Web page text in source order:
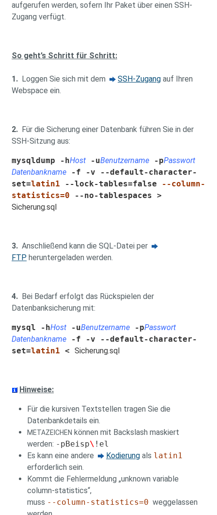
aufgerufen werden, sofern Ihr Paket über einen SSH-
Zugang verfügt.
So geht’s Schritt für Schritt:
1. Loggen Sie sich mit dem SSH-Zugang auf Ihren
Webspace ein.
2. Für die Sicherung einer Datenbank führen Sie in der
SSH-Sitzung aus:
mysqldump -hHost -uBenutzername -pPasswort
Datenbankname -f -v --default-character-
set=latin1 --lock-tables=false
--column-
statistics=0 --no-tablespaces >
Sicherung.sql
3. Anschließend kann die SQL-Datei per
FTP heruntergeladen werden.
4. Bei Bedarf erfolgt das Rückspielen der
Datenbanksicherung mit:
mysql -hHost -uBenutzername -pPasswort
Datenbankname -f -v --default-character-
set=latin1 < Sicherung.sql
Hinweise:
Für die kursiven Textstellen tragen Sie die
Datenbankdetails ein.
METAZEICHEN können mit Backslash maskiert
werden: -pBeisp\ !el
Es kann eine andere
Kodierung als latin1
erforderlich sein.
Kommt die Fehlermeldung „unknown variable
column-statistics“,
muss --column-statistics=0 weggelassen